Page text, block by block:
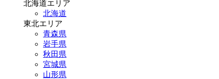
北海道エリア
北海道
東北エリア
青森県
岩手県
秋田県
宮城県
山形県